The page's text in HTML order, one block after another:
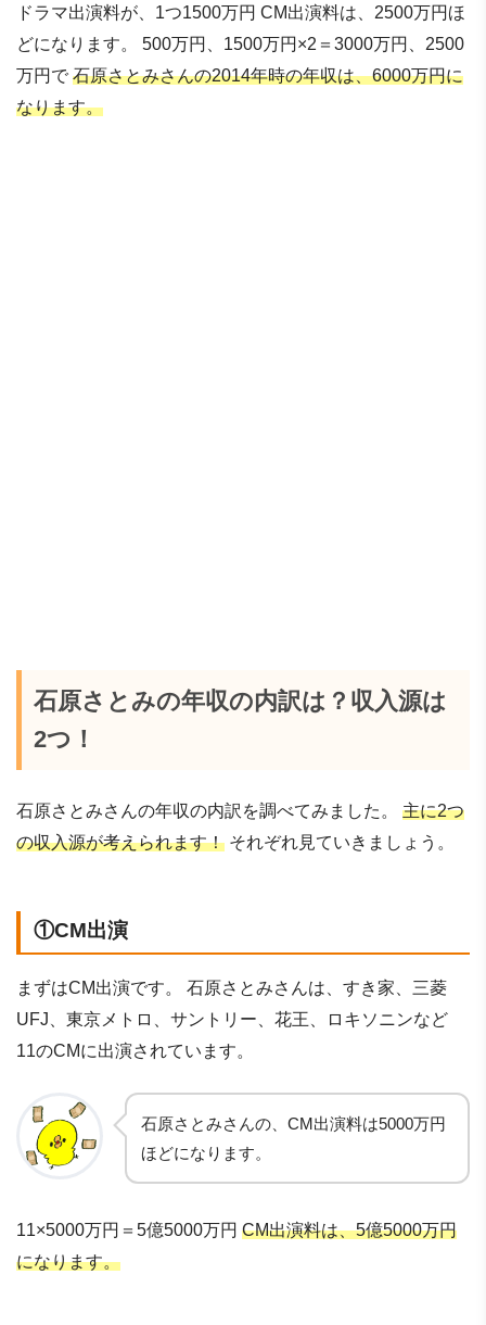
ドラマ出演料が、1つ1500万円 CM出演料は、2500万円ほ
どになります。 500万円、1500万円×2＝3000万円、2500
万円で 石原さとみさんの2014年時の年収は、6000万円に
なります。
石原さとみの年収の内訳は？収入源は
2つ！
石原さとみさんの年収の内訳を調べてみました。 主に2つ
の収入源が考えられます！ それぞれ見ていきましょう。
①CM出演
まずはCM出演です。 石原さとみさんは、すき家、三菱
UFJ、東京メトロ、サントリー、花王、ロキソニンなど
11のCMに出演されています。
石原さとみさんの、CM出演料は5000万円
ほどになります。
11×5000万円＝5億5000万円 CM出演料は、5億5000万円
になります。